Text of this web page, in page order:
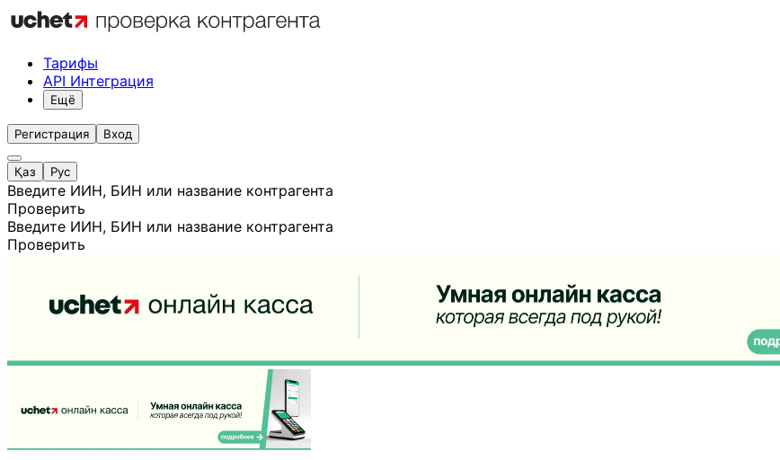
Тарифы
API Интеграция
Ещё
Регистрация Вход
Қаз Рус
Введите ИИН, БИН или название контрагента
Проверить
Введите ИИН, БИН или название контрагента
Проверить